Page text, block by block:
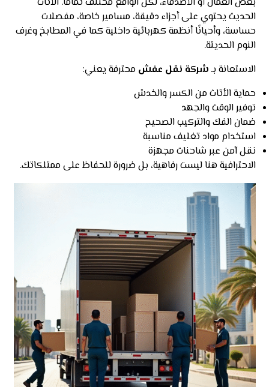
الحديث يحتوي على أجزاء دقيقة، مسامير خاصة، مفصلات
حساسة، وأحيانًا أنظمة كهربائية داخلية كما في المطابخ وغرف
النوم الحديثة.
الاستعانة بـشركة نقل عفش محترفة يعني:
حماية الأثاث من الكسر والخدش
توفير الوقت والجهد
ضمان الفك والتركيب الصحيح
استخدام مواد تغليف مناسبة
نقل آمن عبر شاحنات مجهزة
الاحترافية هنا ليست رفاهية، بل ضرورة للحفاظ على ممتلكاتك.